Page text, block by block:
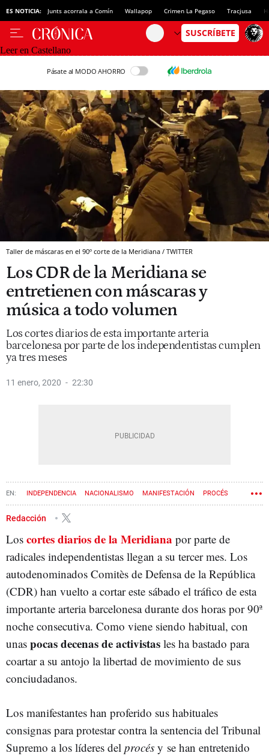
ES NOTICIA: Junts acorrala a Comín Wallapop Crimen La Pegaso Tracjusa
Leer en Castellano
Pásate al MODO AHORRO
Taller de máscaras en el 90º corte de la Meridiana / TWITTER
Los CDR de la Meridiana se
entretienen con máscaras y
música a todo volumen
Los cortes diarios de esta importante arteria
barcelonesa por parte de los independentistas cumplen
ya tres meses
11 enero, 2020 22:30
INDEPENDENCIA NACIONALISMO MANIFESTACIÓN PROCÉS
AVENIDA MERIDIANA
Redacción
Los cortes diarios de la Meridiana por parte de
radicales independentistas llegan a su tercer mes. Los
autodenominados Comitès de Defensa de la República
(CDR) han vuelto a cortar este sábado el tráfico de esta
importante arteria barcelonesa durante dos horas por 90ª
noche consecutiva. Como viene siendo habitual, con
unas pocas decenas de activistas les ha bastado para
coartar a su antojo la libertad de movimiento de sus
conciudadanos.
Los manifestantes han proferido sus habituales
consignas para protestar contra la sentencia del Tribunal
Supremo a los líderes del procés y se han entretenido